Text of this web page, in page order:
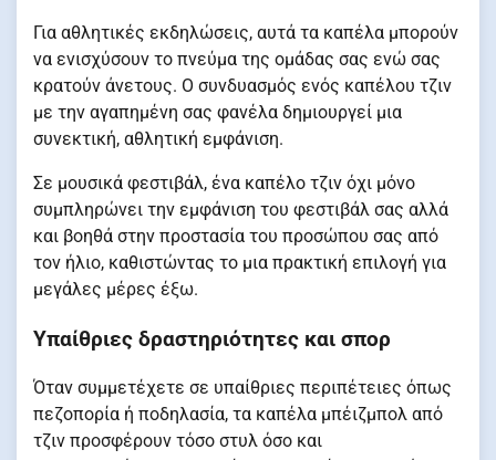
Για αθλητικές εκδηλώσεις, αυτά τα καπέλα μπορούν
να ενισχύσουν το πνεύμα της ομάδας σας ενώ σας
κρατούν άνετους. Ο συνδυασμός ενός καπέλου τζιν
με την αγαπημένη σας φανέλα δημιουργεί μια
συνεκτική, αθλητική εμφάνιση.
Σε μουσικά φεστιβάλ, ένα καπέλο τζιν όχι μόνο
συμπληρώνει την εμφάνιση του φεστιβάλ σας αλλά
και βοηθά στην προστασία του προσώπου σας από
τον ήλιο, καθιστώντας το μια πρακτική επιλογή για
μεγάλες μέρες έξω.
Υπαίθριες δραστηριότητες και σπορ
Όταν συμμετέχετε σε υπαίθριες περιπέτειες όπως
πεζοπορία ή ποδηλασία, τα καπέλα μπέιζμπολ από
τζιν προσφέρουν τόσο στυλ όσο και